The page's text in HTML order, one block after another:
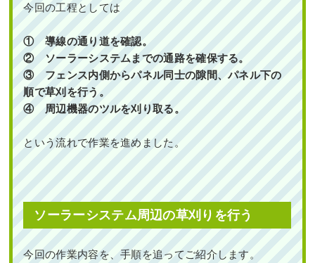
今回の工程としては
① 導線の通り道を確認。
② ソーラーシステムまでの通路を確保する。
③ フェンス内側からパネル同士の隙間、パネル下の
順で草刈を行う。
④ 周辺機器のツルを刈り取る。
という流れで作業を進めました。
ソーラーシステム周辺の草刈りを行う
今回の作業内容を、手順を追ってご紹介します。